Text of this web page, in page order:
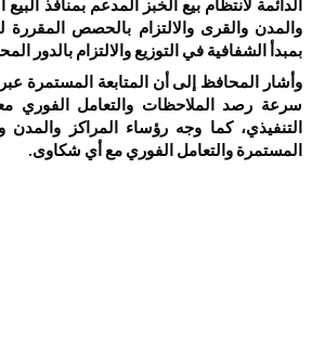
بمبدأ الشفافية في التوزيع والالتزام بالدور
المستمرة والتعامل الفوري مع أي شكاوى.